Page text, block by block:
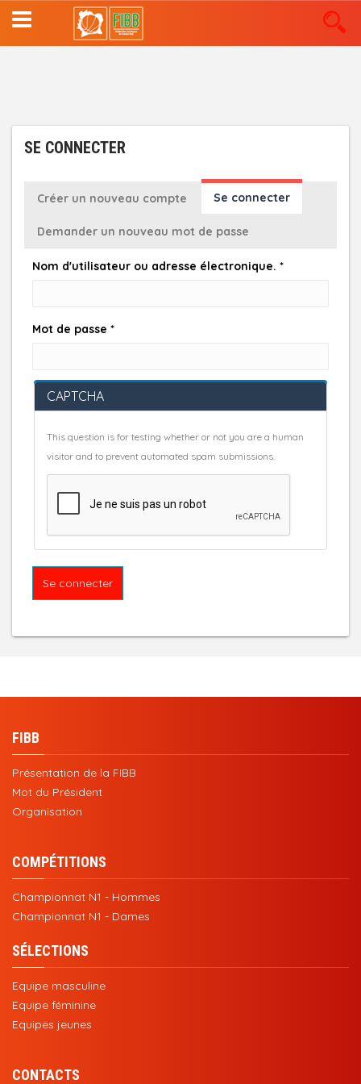
Aller
au
contenu
SE CONNECTER
ONGLETS
PRINCIPAUX
Créer un nouveau compte Se connecter
Demander un nouveau mot de passe
Nom d'utilisateur ou adresse électronique. *
Mot de passe *
CAPTCHA
This question is for testing whether or not you are a human
visitor and to prevent automated spam submissions.
Se connecter
FIBB
Présentation de la FIBB
Mot du Président
Organisation
COMPÉTITIONS
Championnat N1 - Hommes
Championnat N1 - Dames
SÉLECTIONS
Equipe masculine
Equipe féminine
Equipes jeunes
CONTACTS